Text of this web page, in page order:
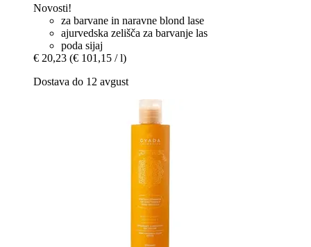
Novosti!
za barvane in naravne blond lase
ajurvedska zelišča za barvanje las
poda sijaj
€ 20,23 (€ 101,15 / l)
Dostava do 12 avgust